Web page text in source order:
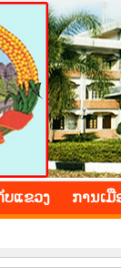
ບ​ແຂວງ ການ​ເມື